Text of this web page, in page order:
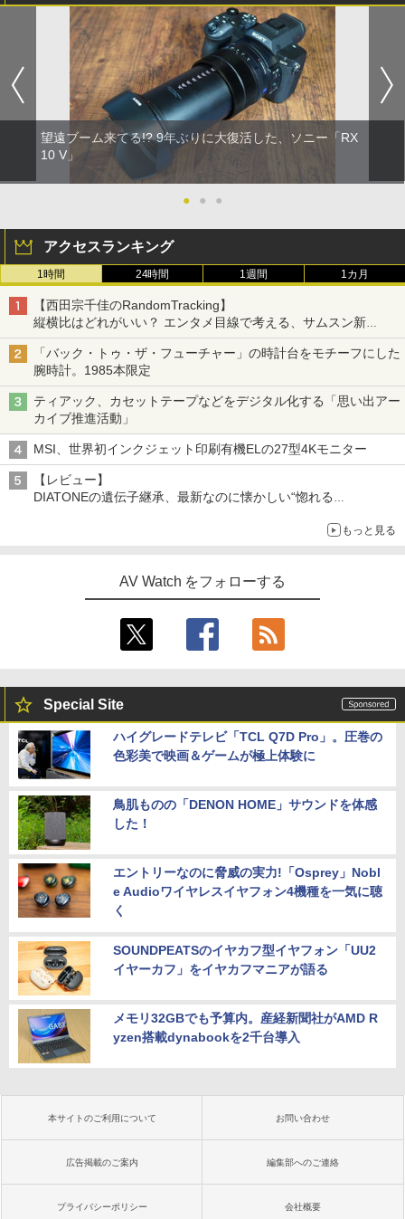
望遠ブーム来てる!? 9年ぶりに大復活した、ソニー「RX
10 V」
● ● ●
アクセスランキング
1時間 24時間 1週間 1カ月
【西田宗千佳のRandomTracking】
縦横比はどれがいい？ エンタメ目線で考える、サムスン新
「Galaxy Z Fold」
「バック・トゥ・ザ・フューチャー」の時計台をモチーフにした
腕時計。1985本限定
ティアック、カセットテープなどをデジタル化する「思い出アー
カイブ推進活動」
MSI、世界初インクジェット印刷有機ELの27型4Kモニター
【レビュー】
DIATONEの遺伝子継承、最新なのに懐かしい“惚れる
もっと見る
AV Watch をフォローする
Special Site
ハイグレードテレビ「TCL Q7D Pro」。圧巻の
色彩美で映画＆ゲームが極上体験に
鳥肌ものの「DENON HOME」サウンドを体感
した！
エントリーなのに脅威の実力!「Osprey」Nobl
e Audioワイヤレスイヤフォン4機種を一気に聴
く
SOUNDPEATSのイヤカフ型イヤフォン「UU2
イヤーカフ」をイヤカフマニアが語る
メモリ32GBでも予算内。産経新聞社がAMD R
yzen搭載dynabookを2千台導入
本サイトのご利用について お問い合わせ
広告掲載のご案内 編集部へのご連絡
プライバシーポリシー 会社概要